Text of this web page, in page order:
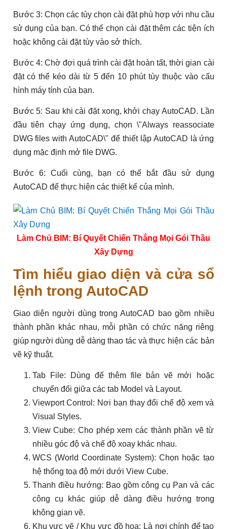
Bước 3: Chọn các tùy chọn cài đặt phù hợp với nhu cầu
sử dụng của bạn. Có thể chọn cài đặt thêm các tiện ích
hoặc không cài đặt tùy vào sở thích.
Bước 4: Chờ đợi quá trình cài đặt hoàn tất, thời gian cài
đặt có thể kéo dài từ 5 đến 10 phút tùy thuộc vào cấu
hình máy tính của bạn.
Bước 5: Sau khi cài đặt xong, khởi chạy AutoCAD. Lần
đầu tiên chạy ứng dụng, chọn \"Always reassociate
DWG files with AutoCAD\" để thiết lập AutoCAD là ứng
dụng mặc định mở file DWG.
Bước 6: Cuối cùng, bạn có thể bắt đầu sử dụng
AutoCAD để thực hiện các thiết kế của mình.
Làm Chủ BIM: Bí Quyết Chiến Thắng Mọi Gói Thầu
Xây Dựng
Tìm hiểu giao diện và cửa sổ
lệnh trong AutoCAD
Giao diện người dùng trong AutoCAD bao gồm nhiều
thành phần khác nhau, mỗi phần có chức năng riêng
giúp người dùng dễ dàng thao tác và thực hiện các bản
vẽ kỹ thuật.
Tab File: Dùng để thêm file bản vẽ mới hoặc
chuyển đổi giữa các tab Model và Layout.
Viewport Control: Nơi bạn thay đổi chế độ xem và
Visual Styles.
View Cube: Cho phép xem các thành phần vẽ từ
nhiều góc độ và chế độ xoay khác nhau.
WCS (World Coordinate System): Chọn hoặc tạo
hệ thống toạ độ mới dưới View Cube.
Thanh điều hướng: Bao gồm công cụ Pan và các
công cụ khác giúp dễ dàng điều hướng trong
không gian vẽ.
Khu vực vẽ / Khu vực đồ họa: Là nơi chính để tạo